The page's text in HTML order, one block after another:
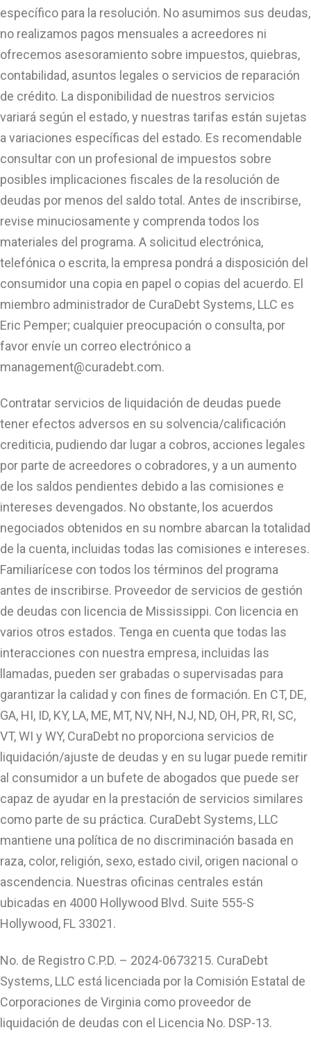
específico para la resolución. No asumimos sus deudas,
no realizamos pagos mensuales a acreedores ni
ofrecemos asesoramiento sobre impuestos, quiebras,
contabilidad, asuntos legales o servicios de reparación
de crédito. La disponibilidad de nuestros servicios
variará según el estado, y nuestras tarifas están sujetas
a variaciones específicas del estado. Es recomendable
consultar con un profesional de impuestos sobre
posibles implicaciones fiscales de la resolución de
deudas por menos del saldo total. Antes de inscribirse,
revise minuciosamente y comprenda todos los
materiales del programa. A solicitud electrónica,
telefónica o escrita, la empresa pondrá a disposición del
consumidor una copia en papel o copias del acuerdo. El
miembro administrador de CuraDebt Systems, LLC es
Eric Pemper; cualquier preocupación o consulta, por
favor envíe un correo electrónico a
management@curadebt.com.
Contratar servicios de liquidación de deudas puede
tener efectos adversos en su solvencia/calificación
crediticia, pudiendo dar lugar a cobros, acciones legales
por parte de acreedores o cobradores, y a un aumento
de los saldos pendientes debido a las comisiones e
intereses devengados. No obstante, los acuerdos
negociados obtenidos en su nombre abarcan la totalidad
de la cuenta, incluidas todas las comisiones e intereses.
Familiarícese con todos los términos del programa
antes de inscribirse. Proveedor de servicios de gestión
de deudas con licencia de Mississippi. Con licencia en
varios otros estados. Tenga en cuenta que todas las
interacciones con nuestra empresa, incluidas las
llamadas, pueden ser grabadas o supervisadas para
garantizar la calidad y con fines de formación. En CT, DE,
GA, HI, ID, KY, LA, ME, MT, NV, NH, NJ, ND, OH, PR, RI, SC,
VT, WI y WY, CuraDebt no proporciona servicios de
liquidación/ajuste de deudas y en su lugar puede remitir
al consumidor a un bufete de abogados que puede ser
capaz de ayudar en la prestación de servicios similares
como parte de su práctica. CuraDebt Systems, LLC
mantiene una política de no discriminación basada en
raza, color, religión, sexo, estado civil, origen nacional o
ascendencia. Nuestras oficinas centrales están
ubicadas en 4000 Hollywood Blvd. Suite 555-S
Hollywood, FL 33021.
No. de Registro C.P.D. – 2024-0673215. CuraDebt
Systems, LLC está licenciada por la Comisión Estatal de
Corporaciones de Virginia como proveedor de
liquidación de deudas con el Licencia No. DSP-13.